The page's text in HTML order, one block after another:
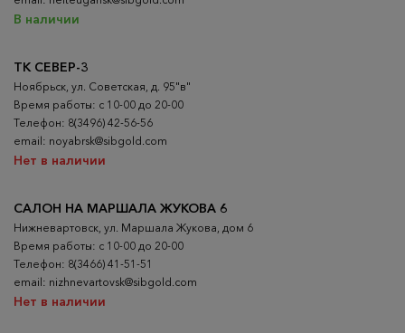
ТК СЕВЕР-3
Ноябрьск, ул. Советская, д. 95"в"
Время работы: с 10-00 до 20-00
Телефон: 8(3496) 42-56-56
email: noyabrsk@sibgold.com
Нет в наличии
В наличии
САЛОН НА МАРШАЛА ЖУКОВА 6
Нижневартовск, ул. Маршала Жукова, дом 6
Время работы: с 10-00 до 20-00
Телефон: 8(3466) 41-51-51
email: nizhnevartovsk@sibgold.com
Нет в наличии